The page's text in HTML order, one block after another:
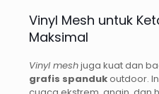
Vinyl Mesh untuk
Maksimal
Vinyl meshjuga kuat dan
grafis spandukoutdoor.